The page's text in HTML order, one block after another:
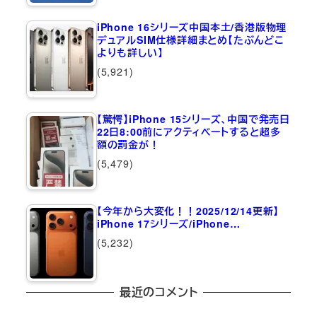
iPhone 16シリーズ中国本土/香港版物理
デュアルSIM仕様詳細まとめ【たぶんどこ
よりも詳しい】
(5,921)
【驚愕】iPhone 15シリーズ、中国で発売日
22日8:00前にアクティベートすると超多
額の罰金が！
(5,479)
【今年から大変化！！2025/12/14更新】
iPhone 17シリーズ/iPhone…
(5,232)
最近のコメント